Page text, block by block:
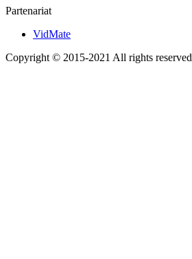
Partenariat
VidMate
Copyright © 2015-2021 All rights reserved